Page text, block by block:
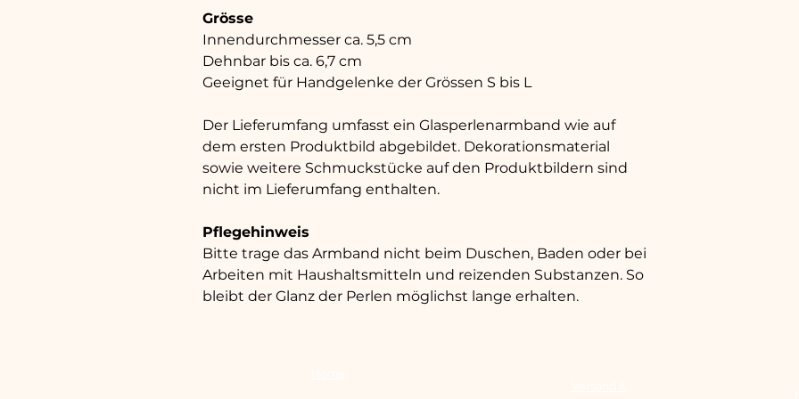
Grösse
Innendurchmesser ca. 5,5 cm
Dehnbar bis ca. 6,7 cm
Geeignet für Handgelenke der Grössen S bis L
Der Lieferumfang umfasst ein Glasperlenarmband wie auf
dem ersten Produktbild abgebildet. Dekorationsmaterial
sowie weitere Schmuckstücke auf den Produktbildern sind
nicht im Lieferumfang enthalten.
Pflegehinweis
Bitte trage das Armband nicht beim Duschen, Baden oder bei
Arbeiten mit Haushaltsmitteln und reizenden Substanzen. So
bleibt der Glanz der Perlen möglichst lange erhalten.